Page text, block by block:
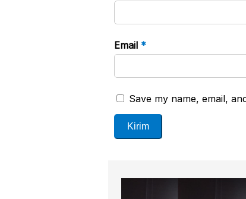
Email *
Save my name, email,